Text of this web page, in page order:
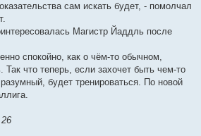
сам искать будет, - помолчал
Магистр Йаддль после
спокойно, как о чём-то обычном,
Так что теперь, если захочет быть чем-то
будет тренироваться. По новой